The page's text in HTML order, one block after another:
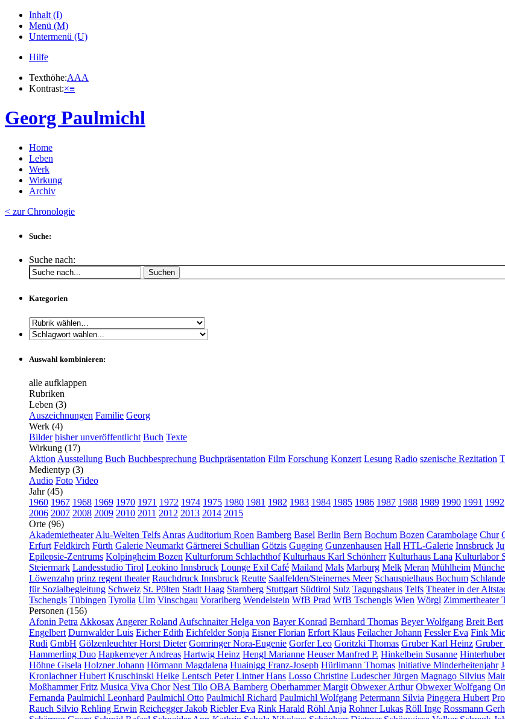
Inhalt (I)
Menü (M)
Untermenü (U)
Hilfe
Texthöhe:AAA
Kontrast:×≡
Georg Paulmichl
Home
Leben
Werk
Wirkung
Archiv
< zur Chronologie
Suche:
Suche nach:
Suchen
Kategorien
Auswahl kombinieren:
alle aufklappen
Rubriken
Leben (3)
Auszeichnungen Familie Georg
Werk (4)
Bilder bisher unveröffentlicht Buch Texte
Wirkung (17)
Aktion Ausstellung Buch Buchbesprechung Buchpräsentation Film Forschung Konzert Lesung Radio szenische Rezitation
Medientyp (3)
Audio Foto Video
Jahr (45)
1960 1967 1968 1969 1970 1971 1972 1974 1975 1980 1981 1982 1983 1984 1985 1986 1987 1988 1989 1990 1991 1992
2006 2007 2008 2009 2010 2011 2012 2013 2014 2015
Orte (96)
Akademietheater Alu-Welten Telfs Anras Auditorium Roen Bamberg Basel Berlin Bern Bochum Bozen Carambolage Chur
Erfurt Feldkirch Fürth Galerie Neumarkt Gärtnerei Schullian Götzis Gugging Gunzenhausen Hall HTL-Galerie Innsbruck
Epilepsie-Zentrums Kolpingheim Bozen Kulturforum Schlachthof Kulturhaus Karl Schönherr Kulturhaus Lana Kulturlabor
Steiermark Landesstudio Tirol Leokino Innsbruck Lounge Exil Café Mailand Mals Marburg Melk Meran Mühlheim
Löwenzahn prinz regent theater Rauchdruck Innsbruck Reutte Saalfelden/Steinernes Meer Schauspielhaus Bochum
für Sozialbegleitung Schweiz St. Pölten Stadt Haag Starnberg Stuttgart Südtirol Sulz Tagungshaus Telfs Theater in der
Tschengls Tübingen Tyrolia Ulm Vinschgau Vorarlberg Wendelstein WfB Prad WfB Tschengls Wien Wörgl Zimmertheater
Personen (156)
Afonin Petra Akkosax Angerer Roland Aufschnaiter Helga von Bayer Konrad Bernhard Thomas Beyer Wolfgang Breit Bert
Engelbert Durnwalder Luis Eicher Edith Eichfelder Sonja Eisner Florian Erfort Klaus Feilacher Johann Fessler Eva Fink
Rudi GmbH Gölzenleuchter Horst Dieter Gomringer Nora-Eugenie Gorfer Leo Goritzki Thomas Gruber Karl Heinz Gruber
Hammerling Duo Hapkemeyer Andreas Hartwig Heinz Hengl Marianne Heuser Manfred P. Hinkelbein Susanne
Höhne Gisela Holzner Johann Hörmann Magdalena Huainigg Franz-Joseph Hürlimann Thomas Initiative Minderheitenjahr
Kronlachner Hubert Kruschinski Heike Lentsch Peter Lintner Hans Losso Christine Ludescher Jürgen Magnago Silvius
Moßhammer Fritz Musica Viva Chor Nest Tilo OBA Bamberg Oberhammer Margit Obwexer Arthur Obwexer Wolfgang
Fernanda Paulmichl Leonhard Paulmichl Otto Paulmichl Richard Paulmichl Wolfgang Petermann Silvia Pinggera Hubert
Rauch Silvio Rehling Erwin Reichegger Jakob Riebler Eva Rink Harald Röhl Anja Rohner Lukas Röll Inge Rossmann